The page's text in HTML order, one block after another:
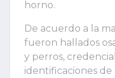
horno.
De acuerdo a la
fueron hallados
y perros,
identificaciones